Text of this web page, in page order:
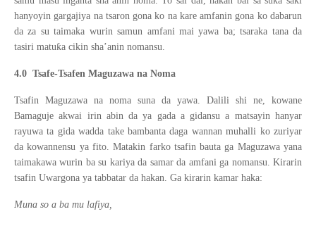
hanyoyin gargajiya na tsaron gona ko na kare amfanin gona ko dabarun
da za su taimaka wurin samun amfani mai yawa ba; tsaraka tana da
tasiri matuƙa cikin sha’anin nomansu.
4.0 Tsafe-Tsafen Maguzawa na Noma
Tsafin Maguzawa na noma suna da yawa. Dalili shi ne, kowane
Bamaguje akwai irin abin da ya gada a gidansu a matsayin hanyar
rayuwa ta gida wadda take bambanta daga wannan muhalli ko zuriyar
da kowannensu ya fito. Matakin farko tsafin bauta ga Maguzawa yana
taimakawa wurin ba su kariya da samar da amfani ga nomansu. Kirarin
tsafin Uwargona ya tabbatar da hakan. Ga kirarin kamar haka:
Muna so a ba mu lafiya,